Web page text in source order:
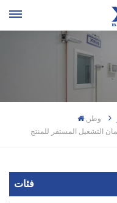
وطن
التشغيل المستقر للمنتج
فئات